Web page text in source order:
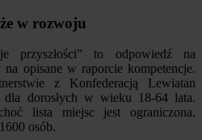
w rozwoju
przyszłości” to odpowiedź na
opisane w raporcie kompetencje.
z Konfederacją Lewiatan
dla dorosłych w wieku 18-64 lata.
lista miejsc jest ograniczona.
osób.